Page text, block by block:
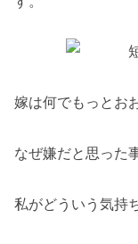
嫁は何でもっとお
なぜ嫌だと思った
私がどういう気持